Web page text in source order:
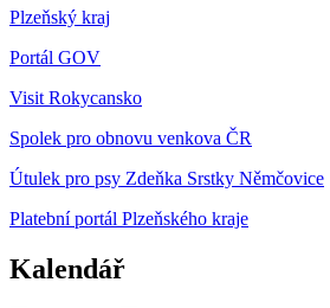
Plzeňský kraj
Portál GOV
Visit Rokycansko
Spolek pro obnovu venkova ČR
Útulek pro psy Zdeňka Srstky Němčovice
Platební portál Plzeňského kraje
Kalendář